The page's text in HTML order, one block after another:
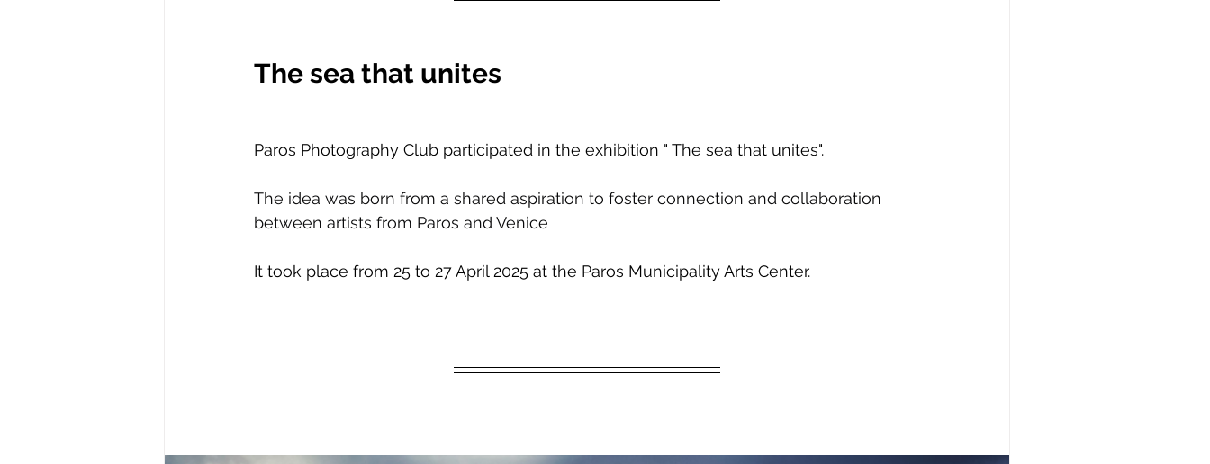
The sea that unites
Paros Photography Club participated in the exhibition " The sea that unites".
The idea was born from a shared aspiration to foster connection and collaboration
between artists from Paros and Venice
It took place from 25 to 27 April 2025 at the Paros Municipality Arts Center.